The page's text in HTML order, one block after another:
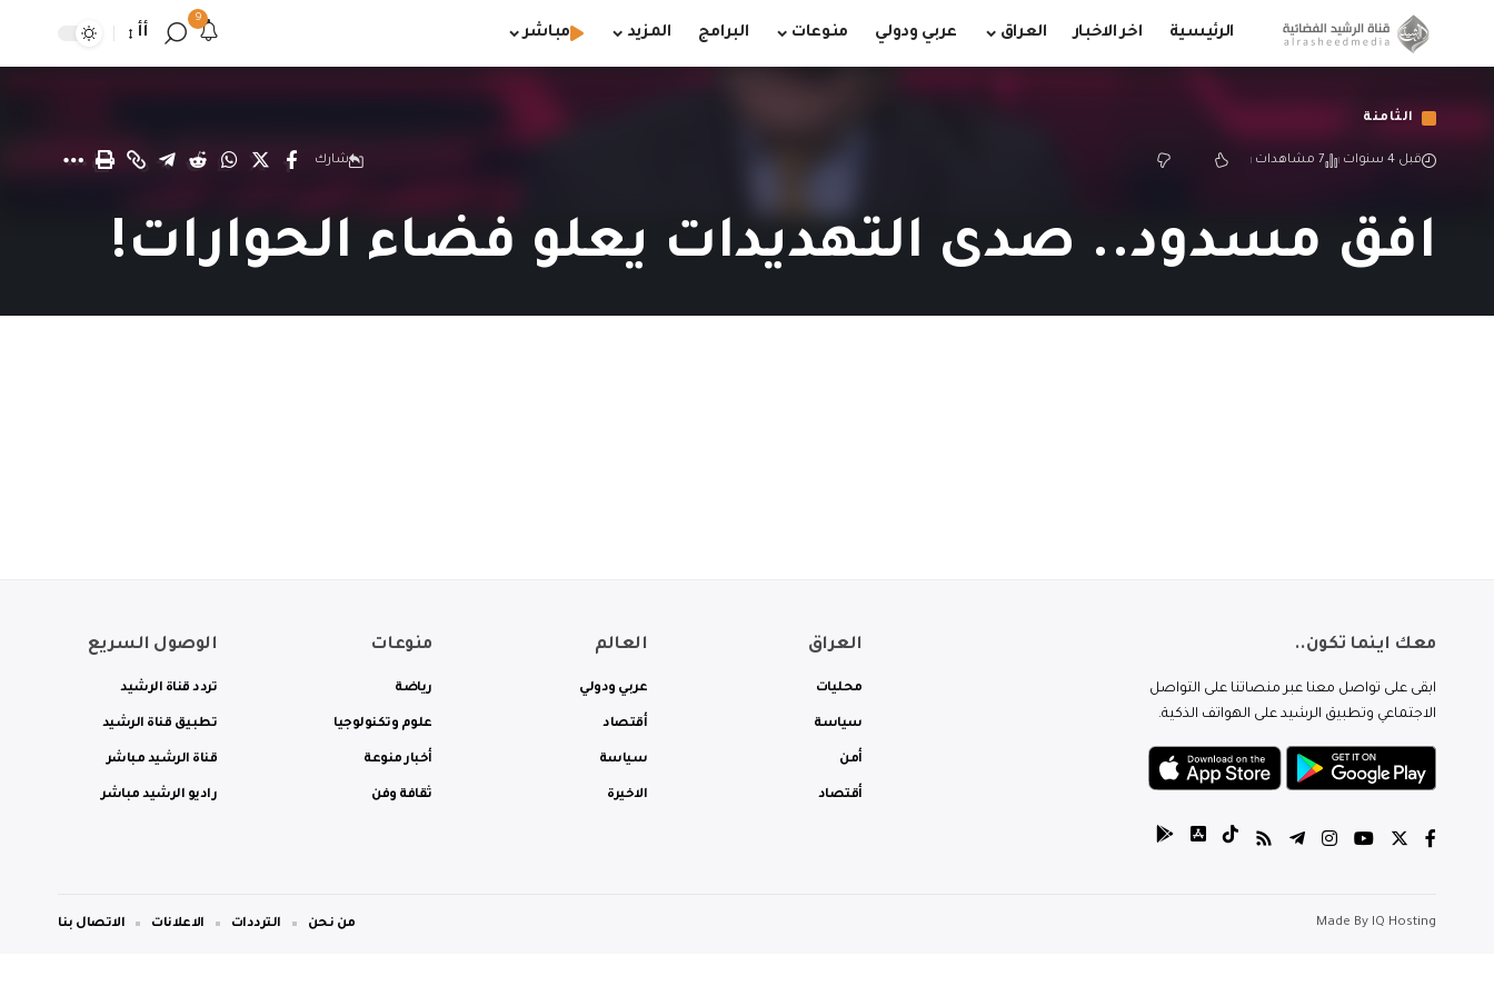
الرئيسية اخر الاخبار العراق عربي ودولي منوعات البرامج المزيد مباشر
9
أأ
الثامنة
قبل 4 سنوات 7 مشاهدات شارك
افق مسدود.. صدى التهديدات يعلو فضاء الحوارات!
معك اينما تكون..
ابقى على تواصل معنا عبر منصاتنا على التواصل
الاجتماعي وتطبيق الرشيد على الهواتف الذكية.
العراق
محليات
سياسة
أمن
أقتصاد
العالم
عربي ودولي
أقتصاد
سياسة
الاخيرة
منوعات
رياضة
علوم وتكنولوجيا
أخبار منوعة
ثقافة وفن
الوصول السريع
تردد قناة الرشيد
تطبيق قناة الرشيد
قناة الرشيد مباشر
راديو الرشيد مباشر
Made By IQ Hosting من نحن الترددات الاعلانات الاتصال بنا